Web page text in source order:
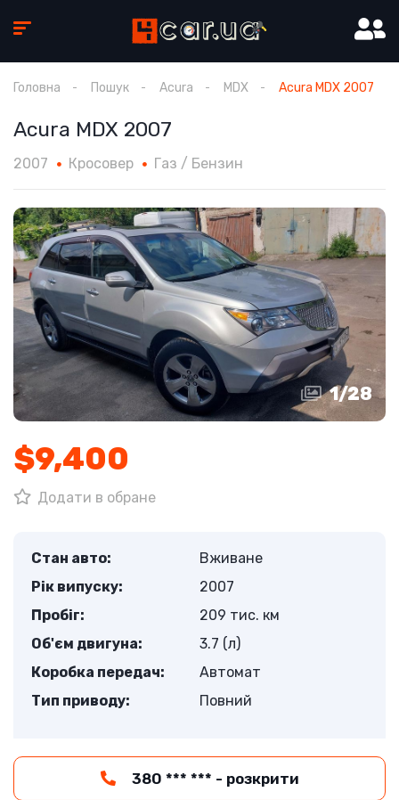
Головна Пошук Acura MDX Acura MDX 2007
Acura MDX 2007
2007 Кросовер Газ / Бензин
1/28
$9,400
Додати в обране
Стан авто:
Вживане
Рік випуску:
2007
Пробіг:
209 тис. км
Об'єм двигуна:
3.7 (л)
Коробка передач:
Автомат
Тип приводу:
Повний
380 *** *** - розкрити